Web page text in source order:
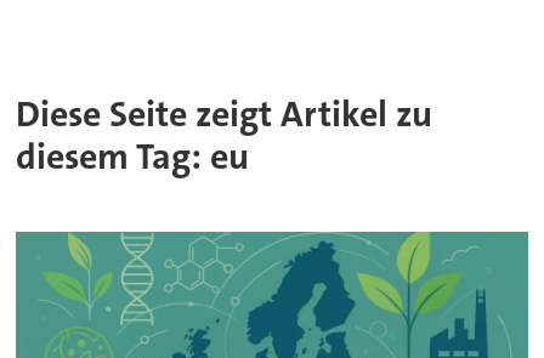
Diese Seite zeigt Artikel zu
diesem Tag: eu